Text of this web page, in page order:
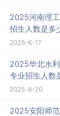
2025河南理
招生人数是多
2025-6-17
2025华北水
专业招生人数
2025-6-20
2025安阳师